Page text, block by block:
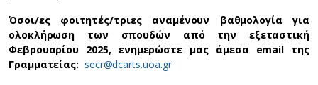
Όσοι/ες φοιτητές/τριες αναμένουν βαθμολογία για
ολοκλήρωση των σπουδών από την εξεταστική
Φεβρουαρίου 2025, ενημερώστε μας άμεσα email της
Γραμματείας: secr@dcarts.uoa.gr